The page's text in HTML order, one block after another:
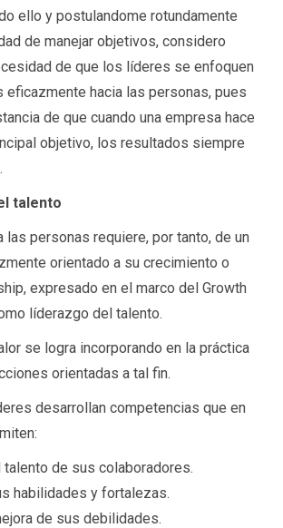
ello y postulandome rotundamente
de manejar objetivos, considero
de que los líderes se enfoquen
eficazmente hacia las personas, pues
de que cuando una empresa hace
objetivo, los resultados siempre
talento
las personas requiere, por tanto, de un
orientado a su crecimiento o
expresado en el marco del Growth
líderazgo del talento.
se logra incorporando en la práctica
orientadas a tal fin.
desarrollan competencias que en
de sus colaboradores.
habilidades y fortalezas.
de sus debilidades.